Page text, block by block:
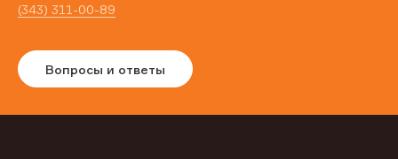
(343) 311-00-89
Вопросы и ответы